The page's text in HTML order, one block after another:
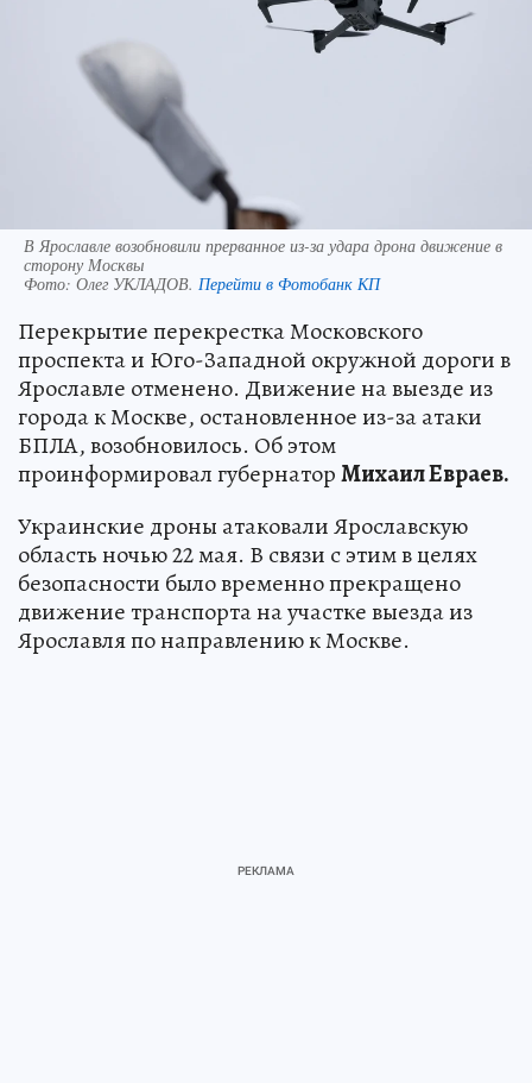
В Ярославле возобновили прерванное из-за удара дрона движение в
сторону Москвы
Фото: Олег УКЛАДОВ. Перейти в Фотобанк КП
Перекрытие перекрестка Московского
проспекта и Юго-Западной окружной дороги в
Ярославле отменено. Движение на выезде из
города к Москве, остановленное из-за атаки
БПЛА, возобновилось. Об этом
проинформировал губернаторМихаил Евраев.
Украинские дроны атаковали Ярославскую
область ночью 22 мая. В связи с этим в целях
безопасности было временно прекращено
движение транспорта на участке выезда из
Ярославля по направлению к Москве.